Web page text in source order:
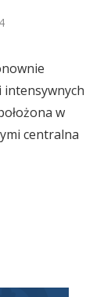
intensywnych
w
centralna